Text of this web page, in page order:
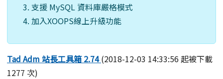
支援 MySQL 資料庫嚴格模式
加入XOOPS線上升級功能
Tad Adm 站長工具箱 2.74(2018-12-03 14:33:56 起被下載
1277 次)